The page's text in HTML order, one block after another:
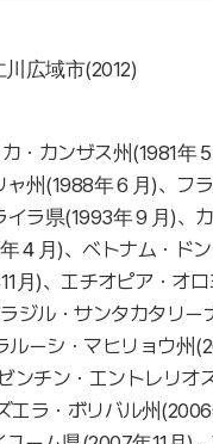
広域市(2012)
・カンザス州(1981年
州(1988年６月)、フ
ラ県(1993年９月)、
４月)、ベトナム・ド
月)、エチオピア・オ
ジル・サンタカタリー
ーシ・マヒリョウ州
ンチン・エントレリオ
ラ・ボリバル州